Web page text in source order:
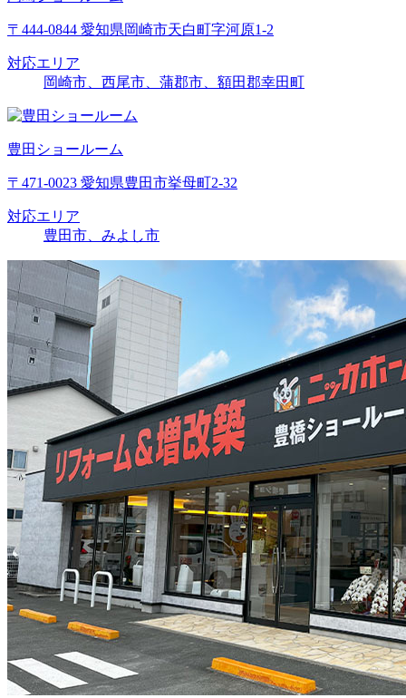
〒444-0844 愛知県岡崎市天白町字河原1-2
対応エリア
岡崎市、西尾市、蒲郡市、額田郡幸田町
豊田ショールーム
〒471-0023 愛知県豊田市挙母町2-32
対応エリア
豊田市、みよし市